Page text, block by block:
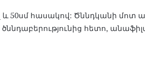
և 50սմ հասակով: Ծննդկանի մոտ
հետո,